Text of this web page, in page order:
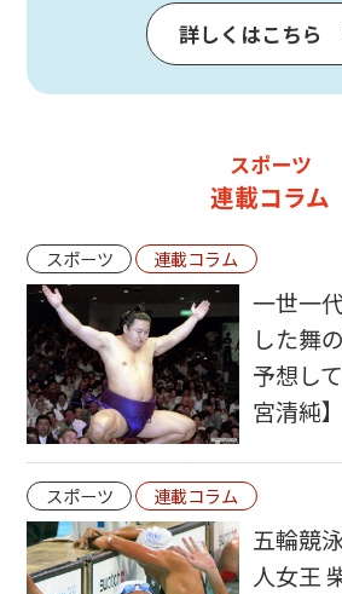
詳しくはこちら
スポーツ
連載コラム
スポーツ 連載コラム
一世一
した舞
予想し
宮清純】
スポーツ 連載コラム
五輪競
人女王